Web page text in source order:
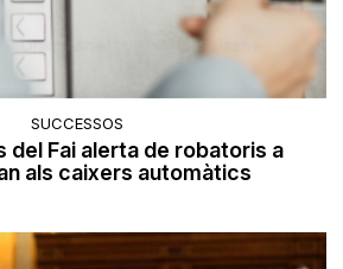
SUCCESSOS
del Fai alerta de robatoris a
als caixers automàtics